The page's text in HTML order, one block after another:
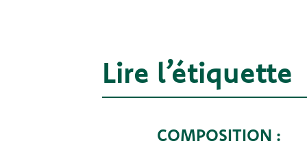
Lire l’étiquette
COMPOSITION :